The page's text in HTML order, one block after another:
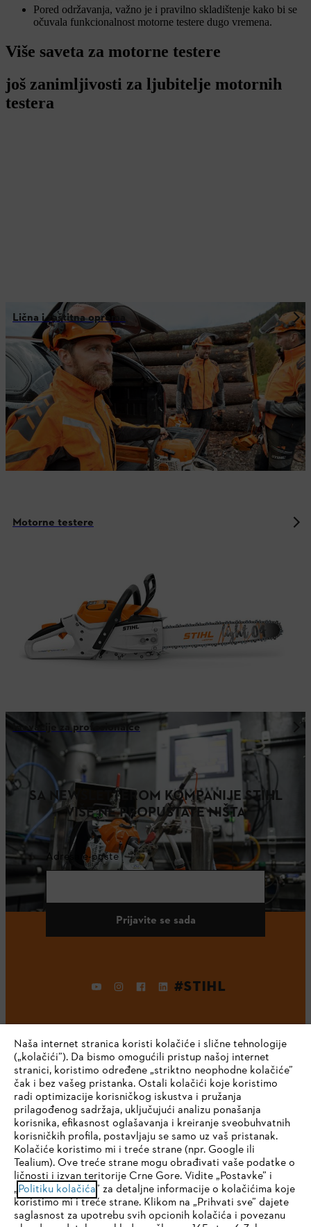
Pored održavanja, važno je i pravilno skladištenje kako bi se
očuvala funkcionalnost motorne testere dugo vremena.
Više saveta za motorne testere
još zanimljivosti za ljubitelje motornih
testera
Lična i zaštitna oprema
Motorne testere
Inovacije za profesionalce
SA NEWSLETTEROM KOMPANIJE STIHL
VIŠE NE PROPUŠTATE NIŠTA
Adresa e-pošte
Prijavite se sada
#STIHL
Kompanija
STIHL FAQ
Servis
IHR BROWSER WIRD NICHT
UNTERSTÜTZT
Naša internet stranica koristi kolačiće i slične tehnologije
(„kolačići”). Da bismo omogućili pristup našoj internet
stranici, koristimo određene „striktno neophodne kolačiće”
čak i bez vašeg pristanka. Ostali kolačići koje koristimo
radi optimizacije korisničkog iskustva i pružanja
prilagođenog sadržaja, uključujući analizu ponašanja
korisnika, efikasnost oglašavanja i kreiranje sveobuhvatnih
korisničkih profila, postavljaju se samo uz vaš pristanak.
Kolačiće koristimo mi i treće strane (npr. Google ili
Tealium). Ove treće strane mogu obrađivati vaše podatke o
ličnosti i izvan teritorije Crne Gore. Vidite „Postavke” i
„Politiku kolačića” za detaljne informacije o kolačićima koje
koristimo mi i treće strane. Klikom na „Prihvati sve” dajete
saglasnost za upotrebu svih opcionih kolačića i povezanu